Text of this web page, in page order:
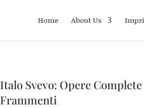
Home About Us
Italo Svevo: Opere
Frammenti